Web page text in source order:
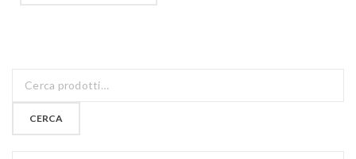
CERCA